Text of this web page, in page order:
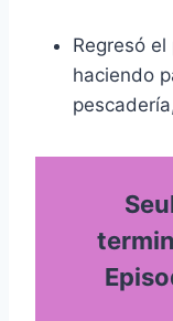
Regresó
haciendo